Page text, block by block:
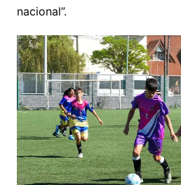
nacional”.